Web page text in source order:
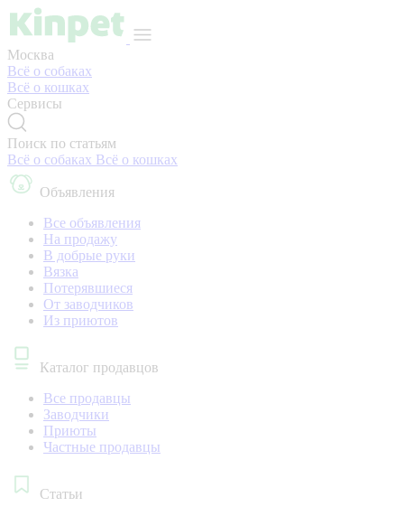
Москва
Всё о собаках
Всё о кошках
Сервисы
Поиск по статьям
Всё о собаках Всё о кошках
Объявления
Все объявления
На продажу
В добрые руки
Вязка
Потерявшиеся
От заводчиков
Из приютов
Каталог продавцов
Все продавцы
Заводчики
Приюты
Частные продавцы
Статьи